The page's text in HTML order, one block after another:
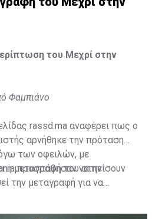
του Μεχρί στην
Φαμπιάνο
rassd.ma αναφέρει πως ο
αρνήθηκε την πρόταση
των οφειλών, με
η μεταγραφή του στην
προσπάθησαν να πείσουν
την μεταγραφή για να
αρνήθηκε και επέμεινε